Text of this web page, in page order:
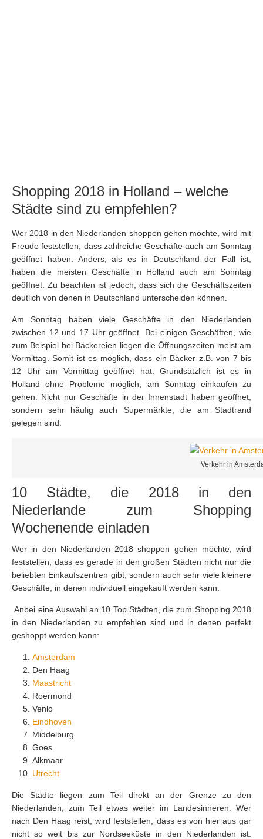
Shopping 2018 in Holland – welche
Städte sind zu empfehlen?
Wer 2018 in den Niederlanden shoppen gehen möchte, wird mit
Freude feststellen, dass zahlreiche Geschäfte auch am Sonntag
geöffnet haben. Anders, als es in Deutschland der Fall ist,
haben die meisten Geschäfte in Holland auch am Sonntag
geöffnet. Zu beachten ist jedoch, dass sich die Geschäftszeiten
deutlich von denen in Deutschland unterscheiden können.
Am Sonntag haben viele Geschäfte in den Niederlanden
zwischen 12 und 17 Uhr geöffnet. Bei einigen Geschäften, wie
zum Beispiel bei Bäckereien liegen die Öffnungszeiten meist am
Vormittag. Somit ist es möglich, dass ein Bäcker z.B. von 7 bis
12 Uhr am Vormittag geöffnet hat. Grundsätzlich ist es in
Holland ohne Probleme möglich, am Sonntag einkaufen zu
gehen. Nicht nur Geschäfte in der Innenstadt haben geöffnet,
sondern sehr häufig auch Supermärkte, die am Stadtrand
gelegen sind.
Verkehr in
10 Städte, die 2018 in den
Niederlande zum Shopping
Wochenende einladen
Wer in den Niederlanden 2018 shoppen gehen möchte, wird
feststellen, dass es gerade in den großen Städten nicht nur die
beliebten Einkaufszentren gibt, sondern auch sehr viele kleinere
Geschäfte, in denen individuell eingekauft werden kann.
Anbei eine Auswahl an 10 Top Städten, die zum Shopping 2018
in den Niederlanden zu empfehlen sind und in denen perfekt
geshoppt werden kann:
Amsterdam
Den Haag
Maastricht
Roermond
Venlo
Eindhoven
Middelburg
Goes
Alkmaar
Utrecht
Die Städte liegen zum Teil direkt an der Grenze zu den
Niederlanden, zum Teil etwas weiter im Landesinneren. Wer
nach Den Haag reist, wird feststellen, dass es von hier aus gar
nicht so weit bis zur Nordseeküste in den Niederlanden ist.